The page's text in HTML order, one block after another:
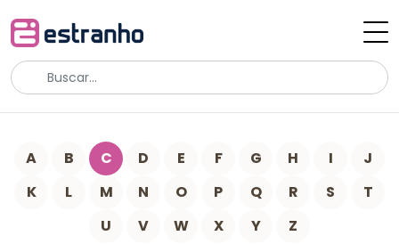
A B C D E F G H I
J
K
L M N O P Q R S
T
U
V W X Y Z